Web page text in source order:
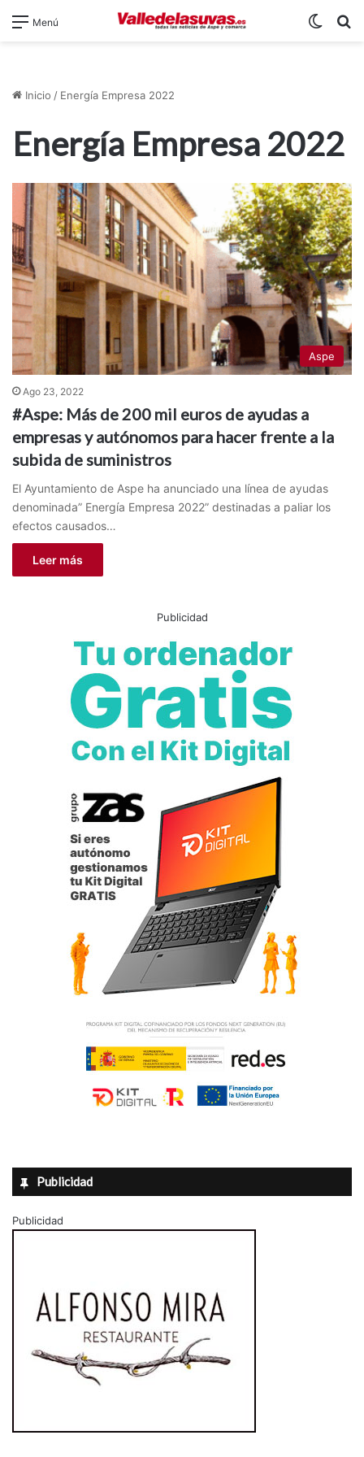
Menú
Inicio / Energía Empresa 2022
Energía Empresa 2022
Aspe
Ago 23, 2022
#Aspe: Más de 200 mil euros de ayudas a
empresas y autónomos para hacer frente a la
subida de suministros
El Ayuntamiento de Aspe ha anunciado una línea de ayudas
denominada” Energía Empresa 2022” destinadas a paliar los
efectos causados…
Leer más
Publicidad
Publicidad
Publicidad